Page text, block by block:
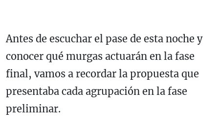
Antes de escuchar el pase de esta noche y
conocer qué murgas actuarán en la fase
final, vamos a recordar la propuesta que
presentaba cada agrupación en la fase
preliminar.